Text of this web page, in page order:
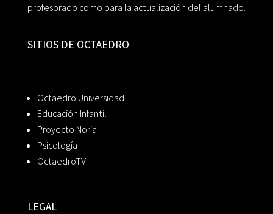
profesorado como para la actualización del alumnado.
SITIOS DE OCTAEDRO
Octaedro Universidad
Educación Infantil
Proyecto Noria
Psicología
OctaedroTV
LEGAL